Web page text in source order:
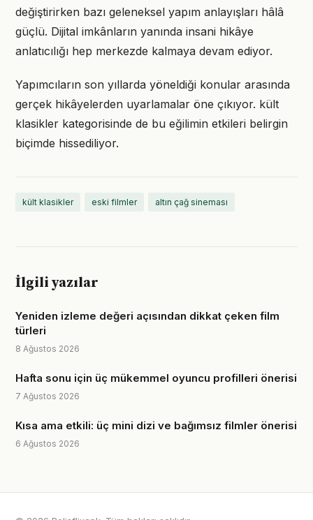
değiştirirken bazı geleneksel yapım anlayışları hâlâ
güçlü. Dijital imkânların yanında insani hikâye
anlatıcılığı hep merkezde kalmaya devam ediyor.
Yapımcıların son yıllarda yöneldiği konular arasında
gerçek hikâyelerden uyarlamalar öne çıkıyor. kült
klasikler kategorisinde de bu eğilimin etkileri belirgin
biçimde hissediliyor.
kült klasikler eski filmler altın çağ sineması
İlgili yazılar
Yeniden izleme değeri açısından dikkat çeken film
türleri
8 Ağustos 2026
Hafta sonu için üç mükemmel oyuncu profilleri önerisi
7 Ağustos 2026
Kısa ama etkili: üç mini dizi ve bağımsız filmler önerisi
6 Ağustos 2026